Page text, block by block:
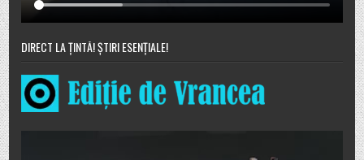
DIRECT LA ȚINTĂ! ȘTIRI ESENȚIALE!